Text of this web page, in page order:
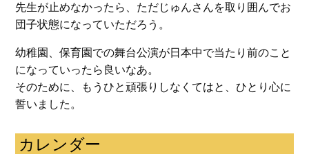
先生が止めなかったら、ただじゅんさんを取り囲んでお
団子状態になっていただろう。
幼稚園、保育園での舞台公演が日本中で当たり前のこと
になっていったら良いなあ。
そのために、もうひと頑張りしなくてはと、ひとり心に
誓いました。
カレンダー